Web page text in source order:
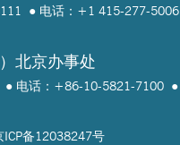
电话：+1 415-277-5006
北京办事处
电话：+86-10-5821-7100
ICP备12038247号